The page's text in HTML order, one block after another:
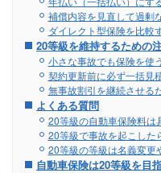
補償内容を見直して過剰
ダイレクト型保険を比較
20等級を維持するための
小さな事故でも保険を使
契約更新前に必ず一括見
無事故割引を継続させる
よくある質問
20等級の自動車保険料は
20等級で事故を起こした
20等級の等級は名義変更
自動車保険は20等級を目